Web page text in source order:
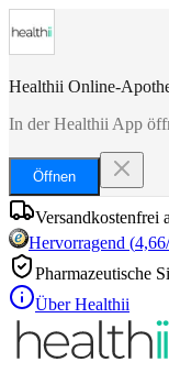
Healthii Online-
In der Healthii App
Öffnen
Versandkostenfrei
Hervorragend (4,66
Pharmazeutische
Über Healthii